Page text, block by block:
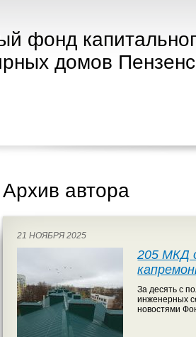
фонд
домов
Архив автора
21 НОЯБРЯ 2025
205 МКД
За десять с
инженерных
новостями